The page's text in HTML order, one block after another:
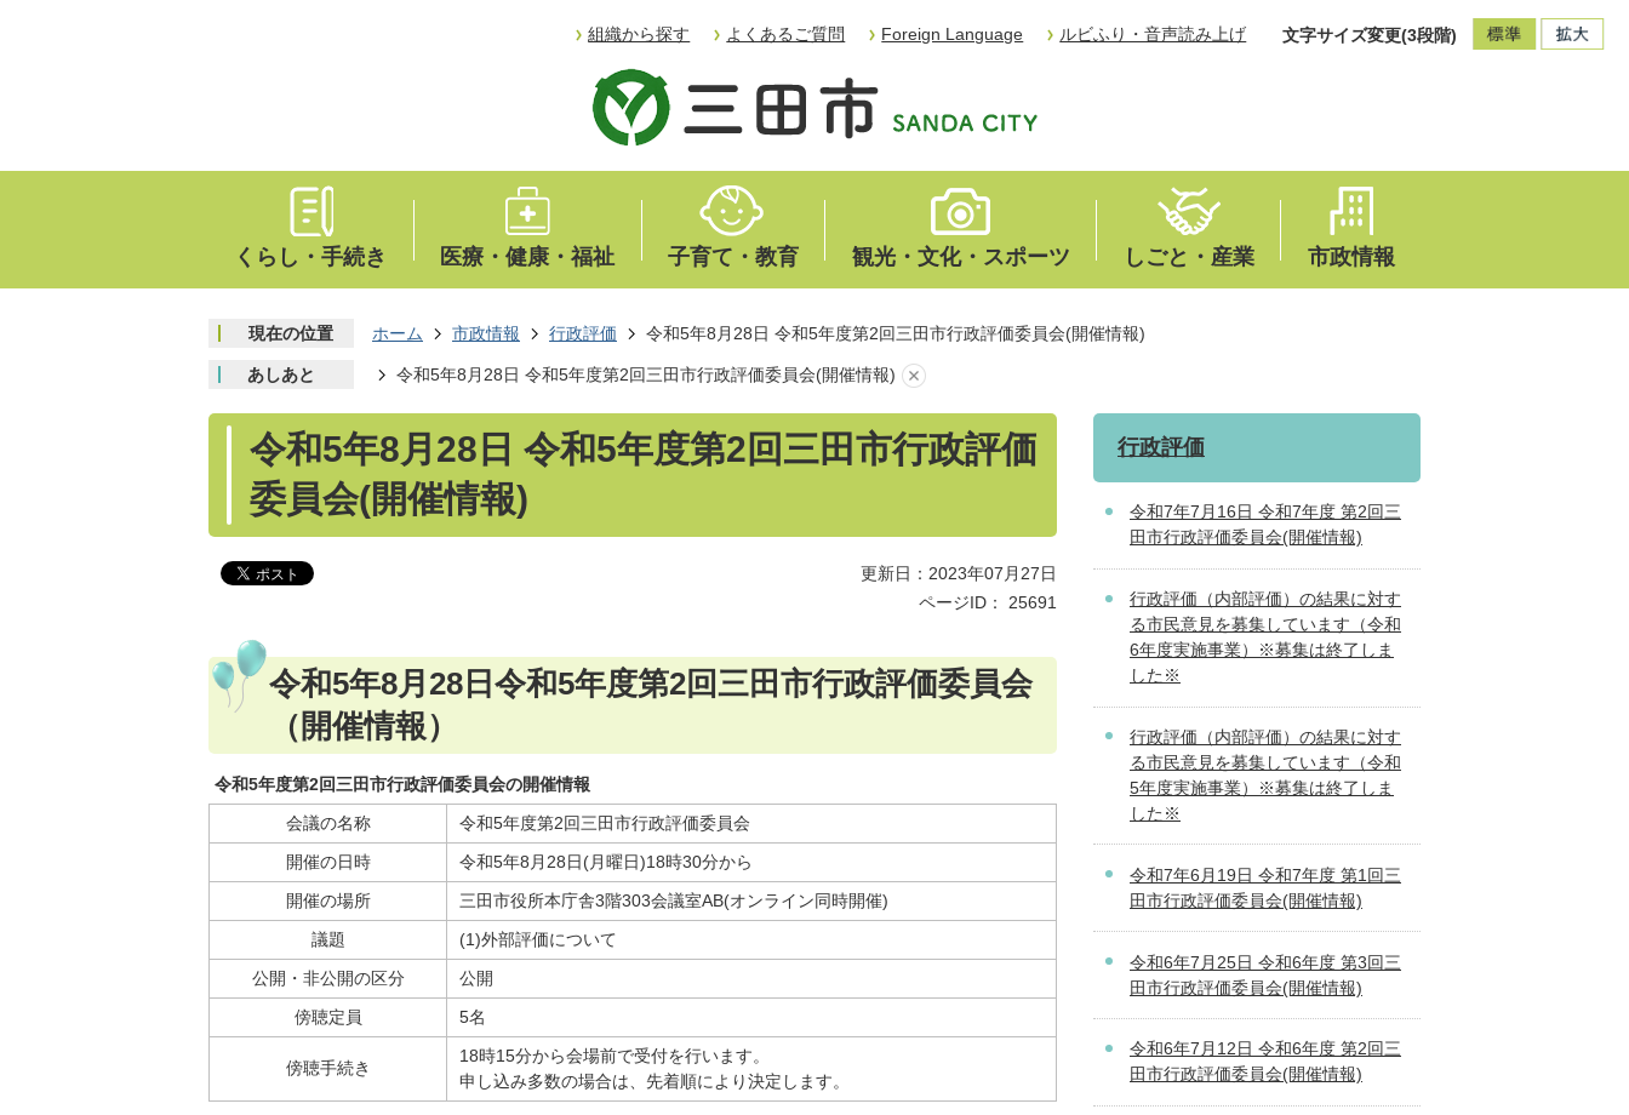
組織から探す よくあるご質問 Foreign Language ルビふり・音声読み上げ 文字サイズ変更(3段階)
くらし・手続き 医療・健康・福祉 子育て・教育 観光・文化・スポーツ しごと・産業 市政情報
現在の位置 ホーム 市政情報 行政評価 令和5年8月28日 令和5年度第2回三田市行政評価委員会(開催情報)
あしあと 令和5年8月28日 令和5年度第2回三田市行政評価委員会(開催情報)
令和5年8月28日 令和5年度第2回三田市行政評価
委員会(開催情報)
更新日：2023年07月27日
ページID：
25691
令和5年8月28日令和5年度第2回三田市行政評価委員会
（開催情報）
令和5年度第2回三田市行政評価委員会の開催情報
会議の名称
令和5年度第2回三田市行政評価委員会
開催の日時
令和5年8月28日(月曜日)18時30分から
開催の場所
三田市役所本庁舎3階303会議室AB(オンライン同時開催)
議題
(1)外部評価について
公開・非公開の区分
公開
傍聴定員
5名
傍聴手続き
18時15分から会場前で受付を行います。
申し込み多数の場合は、先着順により決定します。
行政評価
令和7年7月16日 令和7年度 第2回三
田市行政評価委員会(開催情報)
行政評価（内部評価）の結果に対す
る市民意見を募集しています（令和
6年度実施事業）※募集は終了しま
した※
行政評価（内部評価）の結果に対す
る市民意見を募集しています（令和
5年度実施事業）※募集は終了しま
した※
令和7年6月19日 令和7年度 第1回三
田市行政評価委員会(開催情報)
令和6年7月25日 令和6年度 第3回三
田市行政評価委員会(開催情報)
令和6年7月12日 令和6年度 第2回三
田市行政評価委員会(開催情報)